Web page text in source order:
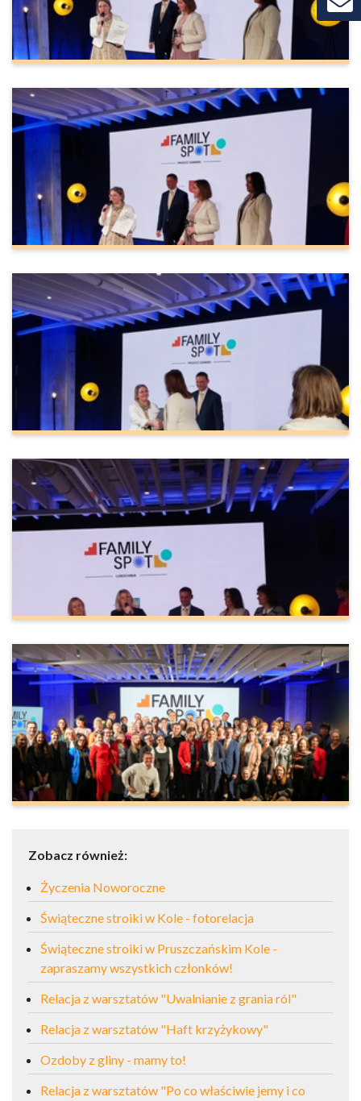
Zobacz również:
Życzenia Noworoczne
Świąteczne stroiki w Kole - fotorelacja
Świąteczne stroiki w Pruszczańskim Kole -
zapraszamy wszystkich członków!
Relacja z warsztatów "Uwalnianie z grania ról"
Relacja z warsztatów "Haft krzyżykowy"
Ozdoby z gliny - mamy to!
Relacja z warsztatów "Po co właściwie jemy i co